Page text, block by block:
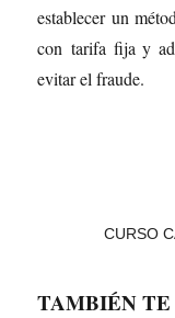
establecer un
con tarifa fija y
evitar el fraude.
CURSO
TAMBIÉN